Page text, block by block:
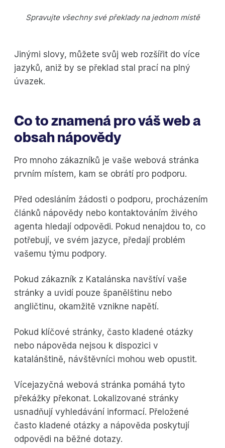
Spravujte všechny své překlady na jednom místě
Jinými slovy, můžete svůj web rozšířit do více
jazyků, aniž by se překlad stal prací na plný
úvazek.
Co to znamená pro váš web a
obsah nápovědy
Pro mnoho zákazníků je vaše webová stránka
prvním místem, kam se obrátí pro podporu.
Před odesláním žádosti o podporu, procházením
článků nápovědy nebo kontaktováním živého
agenta hledají odpovědi. Pokud nenajdou to, co
potřebují, ve svém jazyce, předají problém
vašemu týmu podpory.
Pokud zákazník z Katalánska navštíví vaše
stránky a uvidí pouze španělštinu nebo
angličtinu, okamžitě vznikne napětí.
Pokud klíčové stránky, často kladené otázky
nebo nápověda nejsou k dispozici v
katalánštině, návštěvníci mohou web opustit.
Vícejazyčná webová stránka pomáhá tyto
překážky překonat. Lokalizované stránky
usnadňují vyhledávání informací. Přeložené
často kladené otázky a nápověda poskytují
odpovědi na běžné dotazy.